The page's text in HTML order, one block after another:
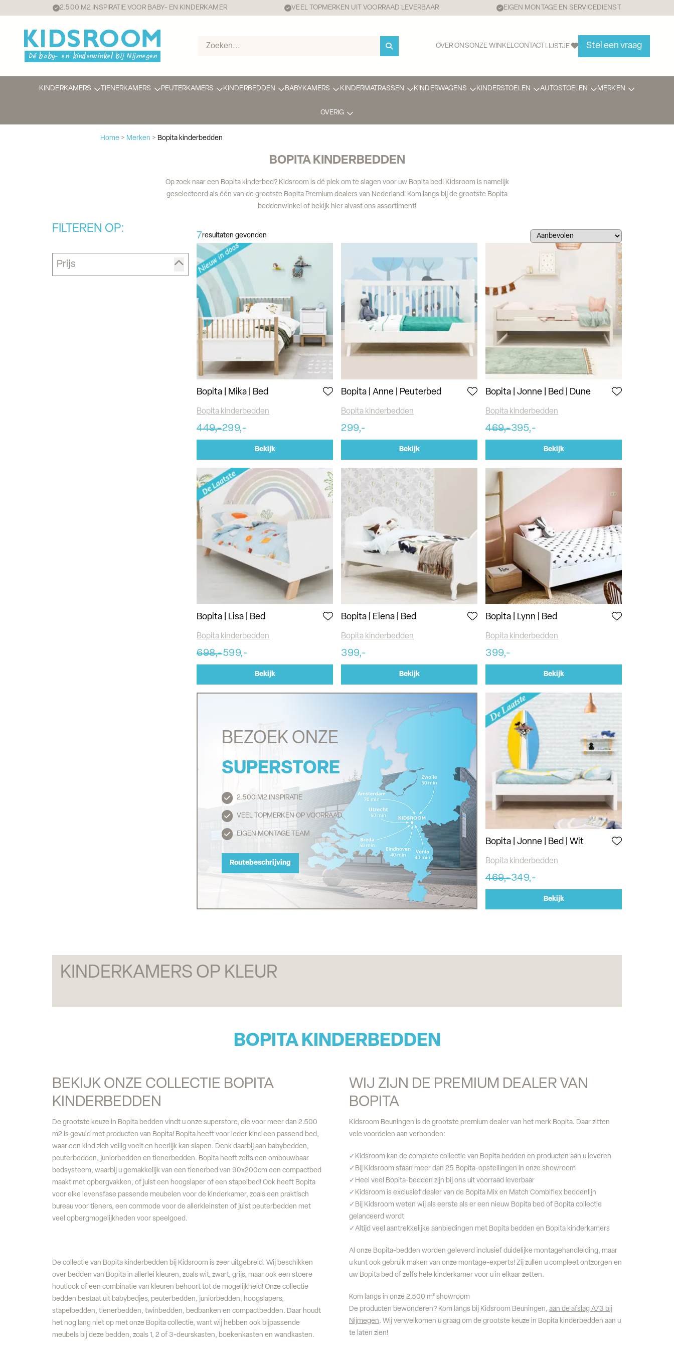
2.500 M2 INSPIRATIE VOOR BABY- EN KINDERKAMER VEEL TOPMERKEN UIT VOORRAAD LEVERBAAR EIGEN MONTAGE EN SERVICEDIENST
OVER ONSONZE WINKELCONTACT LIJSTJE Stel een vraag
KINDERKAMERS TIENERKAMERS PEUTERKAMERS KINDERBEDDEN BABYKAMERS KINDERMATRASSEN KINDERWAGENS KINDERSTOELEN AUTOSTOELEN MERKEN
OVERIG
Home > Merken > Bopita kinderbedden
BOPITA KINDERBEDDEN
Op zoek naar een Bopita kinderbed? Kidsroom is dé plek om te slagen voor uw Bopita bed! Kidsroom is namelijk
geselecteerd als één van de grootste Bopita Premium dealers van Nederland! Kom langs bij de grootste Bopita
beddenwinkel of bekijk hier alvast ons assortiment!
FILTEREN OP:
Prijs
7resultaten gevonden
Bopita | Mika | Bed
Bopita kinderbedden
449,-299,-
Bekijk
Bopita | Anne | Peuterbed
Bopita kinderbedden
299,-
Bekijk
Bopita | Jonne | Bed | Dune
Bopita kinderbedden
469,-395,-
Bekijk
Bopita | Lisa | Bed
Bopita kinderbedden
698,-599,-
Bekijk
Bopita | Elena | Bed
Bopita kinderbedden
399,-
Bekijk
Bopita | Lynn | Bed
Bopita kinderbedden
399,-
Bekijk
BEZOEK ONZE
SUPERSTORE
2.500 M2 INSPIRATIE
VEEL TOPMERKEN OP VOORRAAD
EIGEN MONTAGE TEAM
Routebeschrijving
Routebeschrijving
Bopita | Jonne | Bed | Wit
Bopita kinderbedden
469,-349,-
Bekijk
KINDERKAMERS OP KLEUR
BOPITA KINDERBEDDEN
BEKIJK ONZE COLLECTIE BOPITA
KINDERBEDDEN
De grootste keuze in Bopita bedden vindt u onze superstore, die voor meer dan 2.500
m2 is gevuld met producten van Bopita! Bopita heeft voor ieder kind een passend bed,
waar een kind zich veilig voelt en heerlijk kan slapen. Denk daarbij aan babybedden,
peuterbedden, juniorbedden en tienerbedden. Bopita heeft zelfs een ombouwbaar
bedsysteem, waarbij u gemakkelijk van een tienerbed van 90x200cm een compactbed
maakt met opbergvakken, of juist een hoogslaper of een stapelbed! Ook heeft Bopita
voor elke levensfase passende meubelen voor de kinderkamer, zoals een praktisch
bureau voor tieners, een commode voor de allerkleinsten of juist peuterbedden met
veel opbergmogelijkheden voor speelgoed.
De collectie van Bopita kinderbedden bij Kidsroom is zeer uitgebreid. Wij beschikken
over bedden van Bopita in allerlei kleuren, zoals wit, zwart, grijs, maar ook een stoere
houtlook of een combinatie van kleuren behoort tot de mogelijkheid! Onze collectie
bedden bestaat uit babybedjes, peuterbedden, juniorbedden, hoogslapers,
stapelbedden, tienerbedden, twinbedden, bedbanken en compactbedden. Daar houdt
het nog lang niet op met onze Bopita collectie, want wij hebben ook bijpassende
meubels bij deze bedden, zoals 1, 2 of 3-deurskasten, boekenkasten en wandkasten.
WIJ ZIJN DE PREMIUM DEALER VAN
BOPITA
Kidsroom Beuningen is de grootste premium dealer van het merk Bopita. Daar zitten
vele voordelen aan verbonden:
✓Kidsroom kan de complete collectie van Bopita bedden en producten aan u leveren
✓Bij Kidsroom staan meer dan 25 Bopita-opstellingen in onze showroom
✓Heel veel Bopita-bedden zijn bij ons uit voorraad leverbaar
✓Kidsroom is exclusief dealer van de Bopita Mix en Match Combiflex beddenlijn
✓Bij Kidsroom weten wij als eerste als er een nieuw Bopita bed of Bopita collectie
gelanceerd wordt
✓Altijd veel aantrekkelijke aanbiedingen met Bopita bedden en Bopita kinderkamers
Al onze Bopita-bedden worden geleverd inclusief duidelijke montagehandleiding, maar
u kunt ook gebruik maken van onze montage-experts! Zij zullen u compleet ontzorgen en
uw Bopita bed of zelfs hele kinderkamer voor u in elkaar zetten.
Kom langs in onze 2.500 m² showroom
De producten bewonderen? Kom langs bij Kidsroom Beuningen, aan de afslag A73 bij
Nijmegen. Wij verwelkomen u graag om de grootste keuze in Bopita kinderbedden aan u
te laten zien!